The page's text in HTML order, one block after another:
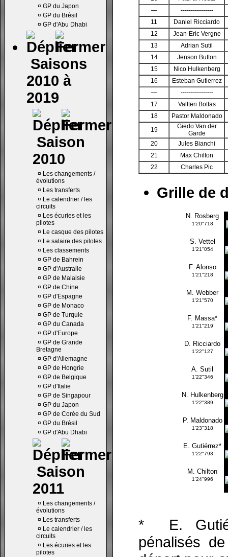
¤ GP du Japon
¤ GP du Brésil
¤ GP d'Abu Dhabi
Saisons
2010 à
2019
Saison
2010
¤ Les changements /
évolutions
¤ Les transferts
¤ Le calendrier / les
circuits
¤ Les écuries et les
pilotes
¤ Le casque des pilotes
¤ Le salaire des pilotes
¤ Les classements
¤ GP de Bahrein
¤ GP d'Australie
¤ GP de Malaisie
¤ GP de Chine
¤ GP d'Espagne
¤ GP de Monaco
¤ GP de Turquie
¤ GP du Canada
¤ GP d'Europe
¤ GP de Grande
Bretagne
¤ GP d'Allemagne
¤ GP de Hongrie
¤ GP de Belgique
¤ GP d'Italie
¤ GP de Singapour
¤ GP du Japon
¤ GP de Corée du Sud
¤ GP du Brésil
¤ GP d'Abu Dhabi
Saison
2011
¤ Les changements /
évolutions
¤ Les transferts
¤ Le calendrier / les
circuits
¤ Les écuries et les
pilotes
—
----------------
11
Daniel Ricciardo
12
Jean-Eric Vergne
13
Adrian Sutil
14
Jenson Button
15
Nico Hulkenberg
16
Esteban Gutierrez
—
----------------
17
Valtteri Bottas
18
Pastor Maldonado
19
Giedo Van der
Garde
20
Jules Bianchi
21
Max Chilton
22
Charles Pic
Grille de
N. Rosberg
1'20"718
S. Vettel
1'21"054
F. Alonso
1'21"218
M. Webber
1'21"570
F. Massa*
1'21"219
D. Ricciardo
1'22"127
A. Sutil
1'22"346
N. Hulkenberg
1'22"389
P. Maldonado
1'23"318
E. Gutiérrez*
1'22"793
M. Chilton
1'24"996
* E.
pénalisés